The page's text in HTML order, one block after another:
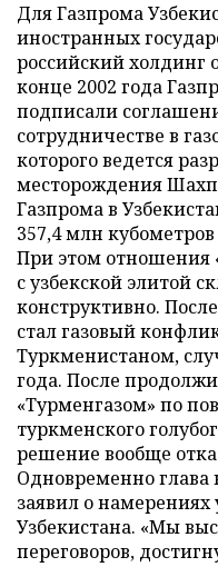
Для Газпрома
иностранных
российский холдинг
конце 2002 года
подписали
сотрудничестве в
которого ведется
месторождения
Газпрома в
357,4 млн
При этом отношения
с узбекской элитой
конструктивно.
стал газовый
Туркменистаном,
года. После
«Турменгазом» по
туркменского
решение вообще
Одновременно
заявил о
Узбекистана. «Мы
переговоров,